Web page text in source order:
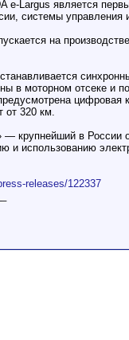
e-Largus является
системы управления
на
в моторном отсеке и
цифровая
от 320 км.
— крупнейший в России
и использованию
releases/122337